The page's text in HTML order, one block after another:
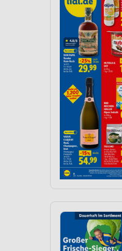
Messung der
Messung der
Analyse von
Entwicklung und
Verwendung reduzierter
IAB-Besonderheiten:
Verwendung genauer
Geräte anhand von
Performance